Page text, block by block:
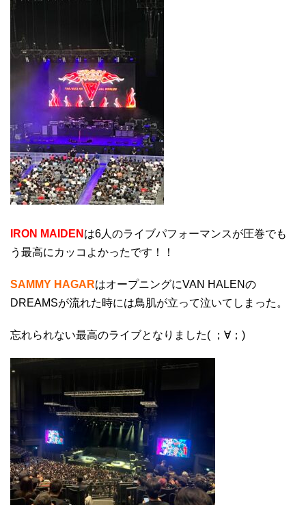
IRON MAIDEN は6人のライブパフォーマンスが圧巻でも
う最高にカッコよかったです！！
SAMMY HAGARはオープニングにVAN HALENの
DREAMSが流れた時には鳥肌が立って泣いてしまった。
忘れられない最高のライブとなりました( ；∀；)